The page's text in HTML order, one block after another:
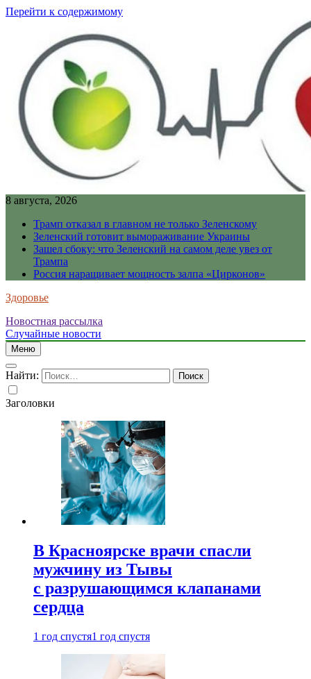
Перейти к содержимому
8 августа, 2026
Трамп отказал в главном не только Зеленскому
Зеленский готовит вымораживание Украины
Зашел сбоку: что Зеленский на самом деле увез от
Трампа
Россия наращивает мощность залпа «Цирконов»
Здоровье
Новостная рассылка
Случайные новости
Меню
Найти:
Заголовки
В Красноярске врачи спасли
мужчину из Тывы
с разрушающимся клапанами
сердца
1 год спустя1 год спустя